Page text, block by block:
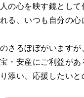
の⼼を映す鏡とし
る、いつも⾃分の⼼
さるぼぼがいます
・安産にご利益が
添い、応援したいと